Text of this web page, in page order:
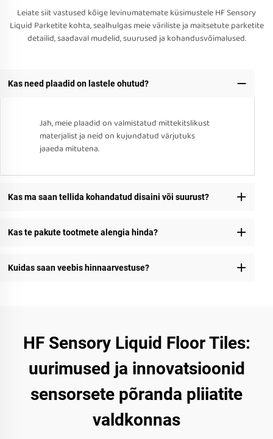
Leiate siit vastused kõige levinumatemate küsimustele HF Sensory
Liquid Parketite kohta, sealhulgas meie väriliste ja maitsetute parketite
detailid, saadaval mudelid, suurused ja kohandusvõimalused.
Kas need plaadid on lastele ohutud?
Jah, meie plaadid on valmistatud mittekitslikust
materjalist ja neid on kujundatud värjutuks
jaaeda mitutena.
Kas ma saan tellida kohandatud disaini või suurust?
Kas te pakute tootmete alengia hinda?
Kuidas saan veebis hinnaarvestuse?
HF Sensory Liquid Floor Tiles:
uurimused ja innovatsioonid
sensorsete põranda pliiatite
valdkonnas